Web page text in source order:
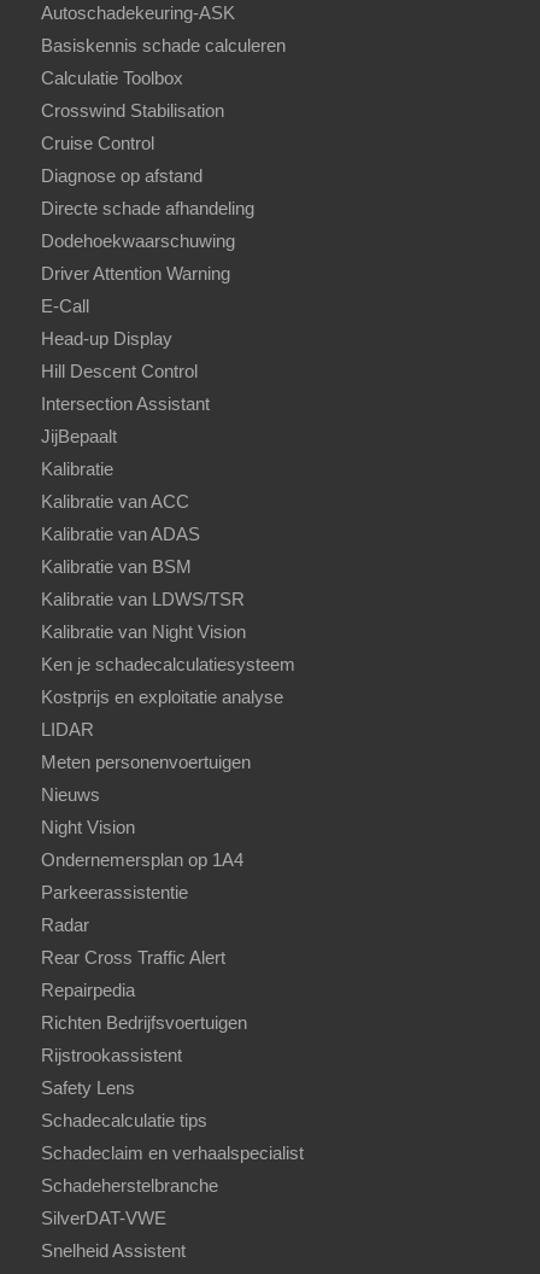
Autoschadekeuring-ASK
Basiskennis schade calculeren
Calculatie Toolbox
Crosswind Stabilisation
Cruise Control
Diagnose op afstand
Directe schade afhandeling
Dodehoekwaarschuwing
Driver Attention Warning
E-Call
Head-up Display
Hill Descent Control
Intersection Assistant
JijBepaalt
Kalibratie
Kalibratie van ACC
Kalibratie van ADAS
Kalibratie van BSM
Kalibratie van LDWS/TSR
Kalibratie van Night Vision
Ken je schadecalculatiesysteem
Kostprijs en exploitatie analyse
LIDAR
Meten personenvoertuigen
Nieuws
Night Vision
Ondernemersplan op 1A4
Parkeerassistentie
Radar
Rear Cross Traffic Alert
Repairpedia
Richten Bedrijfsvoertuigen
Rijstrookassistent
Safety Lens
Schadecalculatie tips
Schadeclaim en verhaalspecialist
Schadeherstelbranche
SilverDAT-VWE
Snelheid Assistent